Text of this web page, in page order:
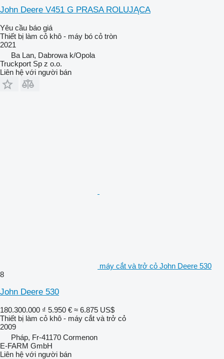
John Deere V451 G PRASA ROLUJĄCA
Yêu cầu báo giá
Thiết bị làm cỏ khô - máy bó cỏ tròn
2021
Ba Lan, Dabrowa k/Opola
Truckport Sp z o.o.
Liên hệ với người bán
máy cắt và trở cỏ John Deere 530
8
John Deere 530
180.300.000 ₫ 5.950 € ≈ 6.875 US$
Thiết bị làm cỏ khô - máy cắt và trở cỏ
2009
Pháp, Fr-41170 Cormenon
E-FARM GmbH
Liên hệ với người bán